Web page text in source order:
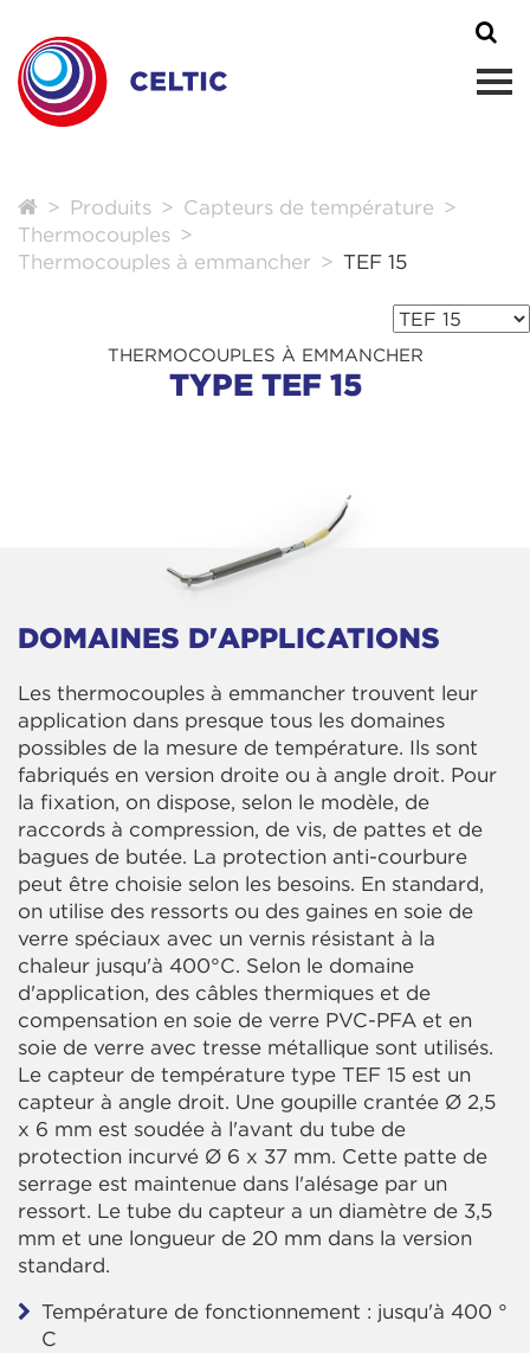
Produits
Capteurs de température
Thermocouples
Thermocouples à emmancher
TEF 15
THERMOCOUPLES À EMMANCHER
TYPE TEF 15
DOMAINES D'APPLICATIONS
Les thermocouples à emmancher trouvent leur
application dans presque tous les domaines
possibles de la mesure de température. Ils sont
fabriqués en version droite ou à angle droit. Pour
la fixation, on dispose, selon le modèle, de
raccords à compression, de vis, de pattes et de
bagues de butée. La protection anti-courbure
peut être choisie selon les besoins. En standard,
on utilise des ressorts ou des gaines en soie de
verre spéciaux avec un vernis résistant à la
chaleur jusqu'à 400°C. Selon le domaine
d'application, des câbles thermiques et de
compensation en soie de verre PVC-PFA et en
soie de verre avec tresse métallique sont utilisés.
Le capteur de température type TEF 15 est un
capteur à angle droit. Une goupille crantée Ø 2,5
x 6 mm est soudée à l'avant du tube de
protection incurvé Ø 6 x 37 mm. Cette patte de
serrage est maintenue dans l'alésage par un
ressort. Le tube du capteur a un diamètre de 3,5
mm et une longueur de 20 mm dans la version
standard.
Température de fonctionnement : jusqu'à 400 °
C